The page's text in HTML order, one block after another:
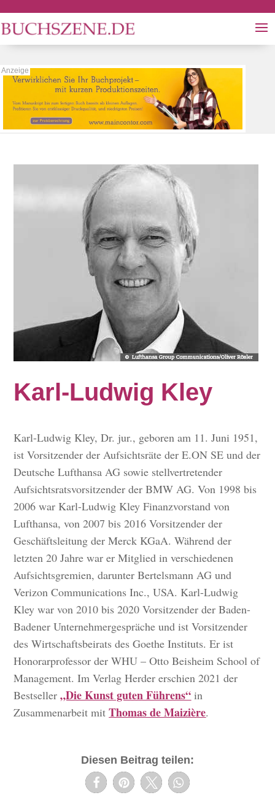
Karl-Ludwig Kley
Karl-Ludwig Kley, Dr. jur., geboren am 11. Juni 1951,
ist Vorsitzender der Aufsichtsräte der E.ON SE und der
Deutsche Lufthansa AG sowie stellvertretender
Aufsichtsratsvorsitzender der BMW AG. Von 1998 bis
2006 war Karl-Ludwig Kley Finanzvorstand von
Lufthansa, von 2007 bis 2016 Vorsitzender der
Geschäftsleitung der Merck KGaA. Während der
letzten 20 Jahre war er Mitglied in verschiedenen
Aufsichtsgremien, darunter Bertelsmann AG und
Verizon Communications Inc., USA. Karl-Ludwig
Kley war von 2010 bis 2020 Vorsitzender der Baden-
Badener Unternehmergespräche und ist Vorsitzender
des Wirtschaftsbeirats des Goethe Instituts. Er ist
Honorarprofessor der WHU – Otto Beisheim School of
Management. Im Verlag Herder erschien 2021 der
Bestseller„Die Kunst guten Führens“ in
Zusammenarbeit mitThomas de Maizière.
Diesen Beitrag teilen: